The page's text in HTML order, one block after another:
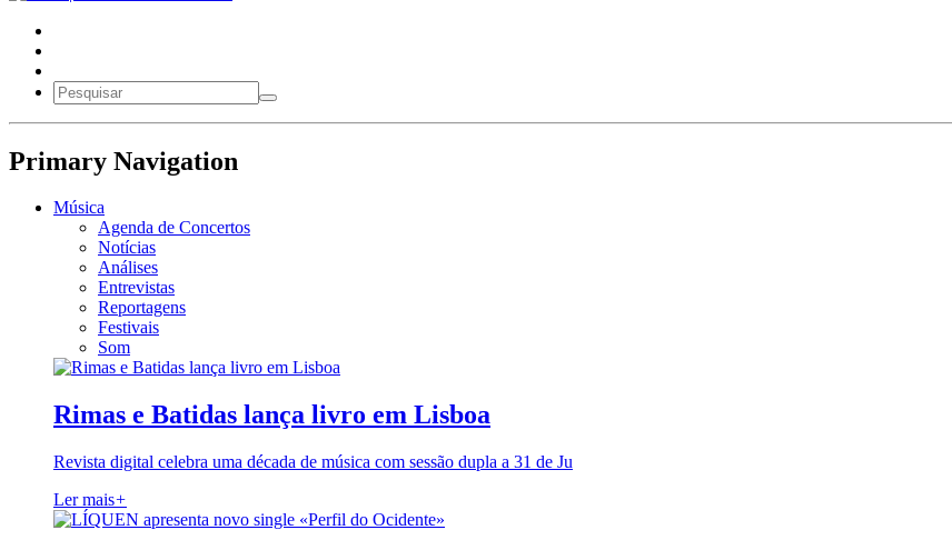
Primary Navigation
Música
Agenda de Concertos
Notícias
Análises
Entrevistas
Reportagens
Festivais
Som
Rimas e Batidas lança livro em Lisboa
Revista digital celebra uma década de música com sessão dupla a 31 de Ju
Ler mais+